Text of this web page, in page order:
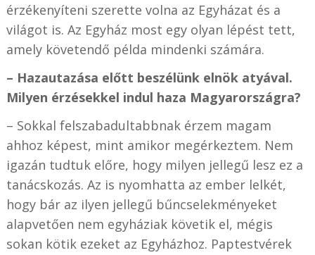
érzékenyíteni szerette volna az Egyházat és a
világot is. Az Egyház most egy olyan lépést tett,
amely követendő példa mindenki számára.
– Hazautazása előtt beszélünk elnök atyával.
Milyen érzésekkel indul haza Magyarországra?
– Sokkal felszabadultabbnak érzem magam
ahhoz képest, mint amikor megérkeztem. Nem
igazán tudtuk előre, hogy milyen jellegű lesz ez a
tanácskozás. Az is nyomhatta az ember lelkét,
hogy bár az ilyen jellegű bűncselekményeket
alapvetően nem egyháziak követik el, mégis
sokan kötik ezeket az Egyházhoz. Paptestvérek